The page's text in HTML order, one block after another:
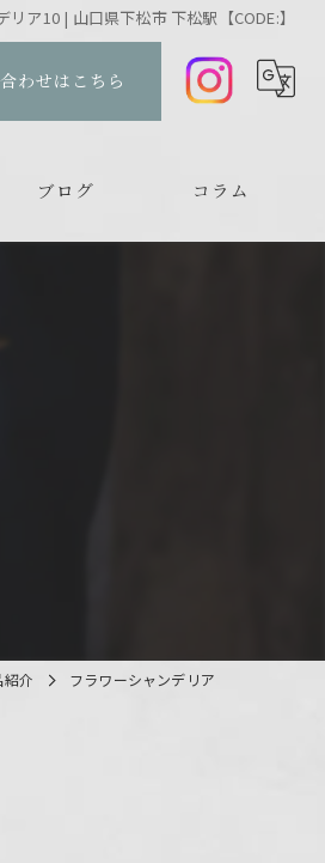
ア10 | 山口県下松市 下松駅【CODE:】
わせはこちら
ブログ コラム
紹介 フラワーシャンデリア